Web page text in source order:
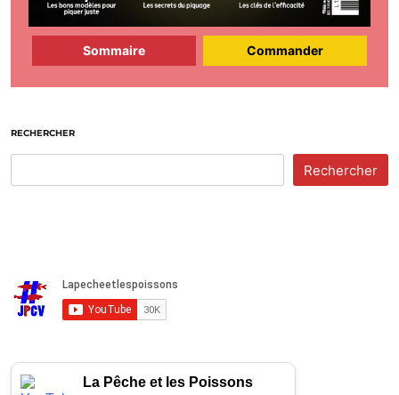
Sommaire Commander
RECHERCHER
Rechercher
La Pêche et les Poissons